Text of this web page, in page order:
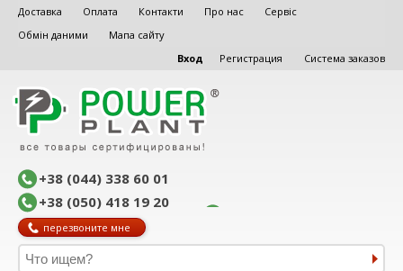
Доставка Оплата Контакти Про нас
Сервіс
Обмін даними
Мапа сайту
Вход
Регистрация Система заказов
+38 (044) 338 60 01
+38 (050) 418 19 20
перезвоните мне